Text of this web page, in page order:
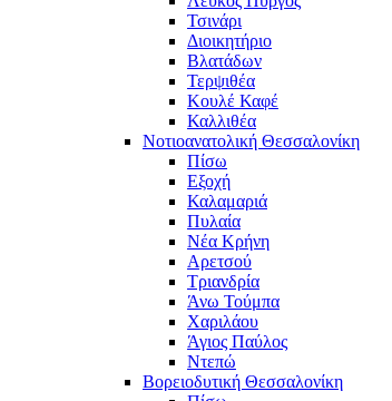
Τσινάρι
Διοικητήριο
Βλατάδων
Τερψιθέα
Κουλέ Καφέ
Καλλιθέα
Νοτιοανατολική Θεσσαλονίκη
Πίσω
Εξοχή
Καλαμαριά
Πυλαία
Νέα Κρήνη
Αρετσού
Τριανδρία
Άνω Τούμπα
Χαριλάου
Άγιος Παύλος
Ντεπώ
Βορειοδυτική Θεσσαλονίκη